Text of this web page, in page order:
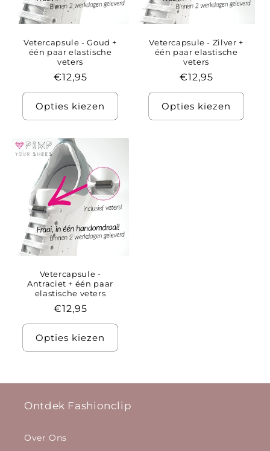
Vetercapsule - Goud +
één paar elastische
veters
Normale
prijs
€12,95
Opties kiezen
Vetercapsule - Zilver +
één paar elastische
veters
Normale
prijs
€12,95
Opties kiezen
Vetercapsule -
Antraciet + één paar
elastische veters
Normale
prijs
€12,95
Opties kiezen
Ontdek Fashionclip
Over Ons